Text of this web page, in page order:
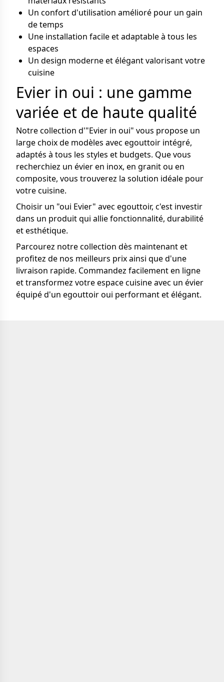
Un confort d'utilisation amélioré pour un gain
de temps
Une installation facile et adaptable à tous les
espaces
Un design moderne et élégant valorisant votre
cuisine
Evier in oui : une gamme
variée et de haute qualité
Notre collection d'"Evier in oui" vous propose un
large choix de modèles avec egouttoir intégré,
adaptés à tous les styles et budgets. Que vous
recherchiez un évier en inox, en granit ou en
composite, vous trouverez la solution idéale pour
votre cuisine.
Choisir un "oui Evier" avec egouttoir, c'est investir
dans un produit qui allie fonctionnalité, durabilité
et esthétique.
Parcourez notre collection dès maintenant et
profitez de nos meilleurs prix ainsi que d'une
livraison rapide. Commandez facilement en ligne
et transformez votre espace cuisine avec un évier
équipé d'un egouttoir oui performant et élégant.